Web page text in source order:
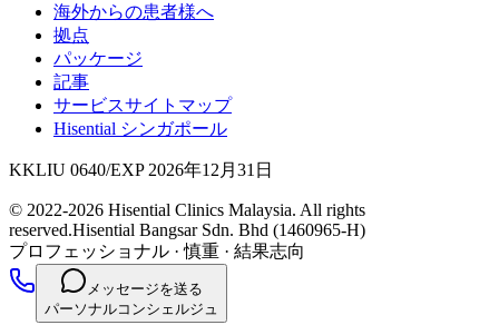
海外からの患者様へ
拠点
パッケージ
記事
サービスサイトマップ
Hisential シンガポール
KKLIU 0640/EXP 2026年12月31日
© 2022-2026 Hisential Clinics Malaysia. All rights
reserved.Hisential Bangsar Sdn. Bhd (1460965-H)
プロフェッショナル ·慎重 · 結果志向
メッセージを送る
パーソナルコンシェルジュ